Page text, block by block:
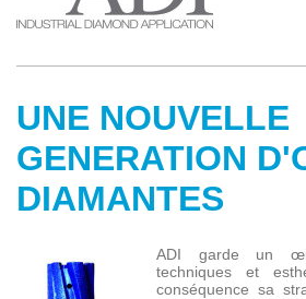
UNE NOUVELLE
GENERATION
DIAMANTES
ADI garde un
techniques et
conséquence sa